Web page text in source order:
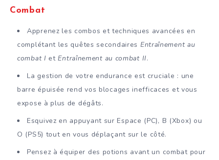
Combat
Apprenez les combos et techniques avancées en
complétant les quêtes secondaires Entraînement au
combat I etEntraînement au combat II.
La gestion de votre endurance est cruciale : une
barre épuisée rend vos blocages inefficaces et vous
expose à plus de dégâts.
Esquivez en appuyant sur Espace (PC), B (Xbox) ou
O (PS5) tout en vous déplaçant sur le côté.
Pensez à équiper des potions avant un combat pour